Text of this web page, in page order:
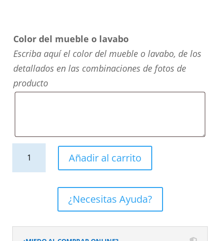
Color del mueble o lavabo
Escriba aquí el color del mueble o lavabo, de los
detallados en las combinaciones de fotos de
producto
2
cajones
Añadir al carrito
¿Necesitas Ayuda?